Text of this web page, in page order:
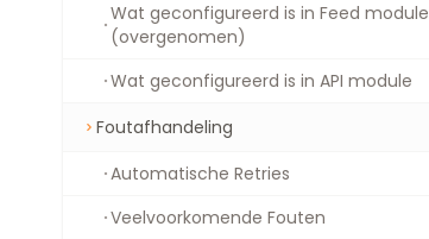
Wat geconfigureerd is in Feed module
(overgenomen)
Wat geconfigureerd is in API module
Foutafhandeling
Automatische Retries
Veelvoorkomende Fouten